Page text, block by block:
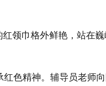
领巾格外鲜艳，站在
色精神。辅导员老师